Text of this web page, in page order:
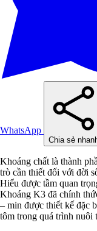
WhatsApp
Chia sẻ
Khoáng chất là thành
trò cần thiết đối với đời
Hiểu được tầm quan
Khoáng K3 đã chính
– min được thiết kế đặc
tôm trong quá trình nuôi